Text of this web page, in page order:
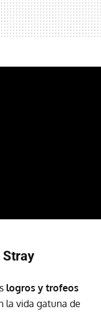
Stray
logros y trofeos
la vida gatuna de